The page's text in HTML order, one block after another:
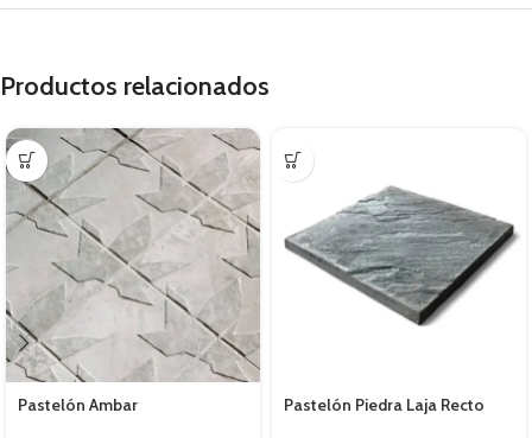
Productos relacionados
Pastelón Ambar Pastelón Piedra Laja Recto